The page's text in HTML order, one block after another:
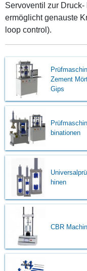
Servoventil zur
ermöglicht genauste
loop control).
Zement
Gips
binationen
hinen
CBR